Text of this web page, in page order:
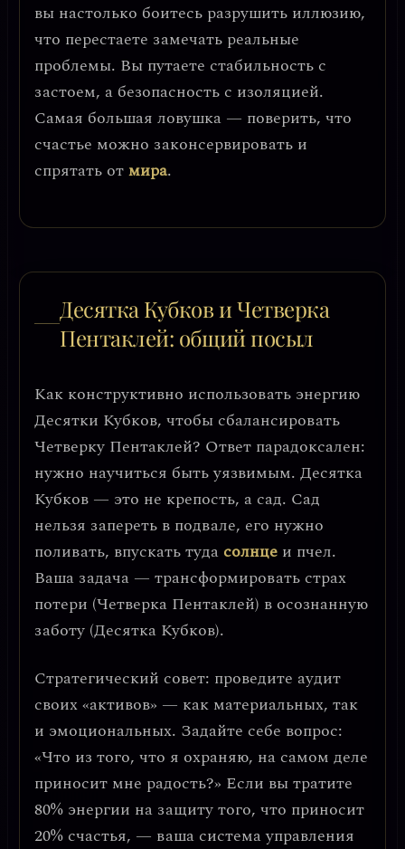
вы настолько боитесь разрушить иллюзию,
что перестаете замечать реальные
проблемы. Вы путаете стабильность с
застоем, а безопасность с изоляцией.
Самая большая ловушка — поверить, что
счастье можно законсервировать и
спрятать отмира.
Десятка Кубков и Четверка
Пентаклей: общий посыл
Как конструктивно использовать энергию
Десятки Кубков, чтобы сбалансировать
Четверку Пентаклей? Ответ парадоксален:
нужно научиться быть уязвимым. Десятка
Кубков — это не крепость, а сад. Сад
нельзя запереть в подвале, его нужно
поливать, впускать туда солнце и пчел.
Ваша задача — трансформировать страх
потери (Четверка Пентаклей) в осознанную
заботу (Десятка Кубков).
Стратегический совет: проведите аудит
своих «активов» — как материальных, так
и эмоциональных. Задайте себе вопрос:
«Что из того, что я охраняю, на самом деле
приносит мне радость?» Если вы тратите
80% энергии на защиту того, что приносит
20% счастья, — ваша система управления